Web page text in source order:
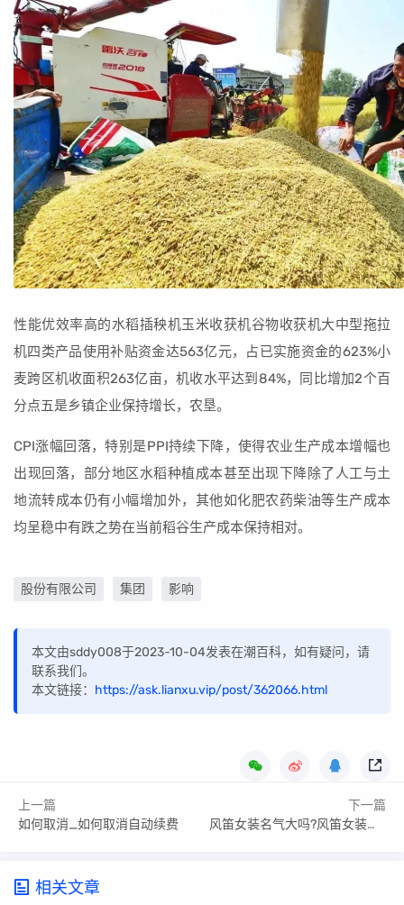
性能优效率高的水稻插秧机玉米收获机谷物收获机大中型拖拉
机四类产品使用补贴资金达563亿元，占已实施资金的623%小
麦跨区机收面积263亿亩，机收水平达到84%，同比增加2个百
分点五是乡镇企业保持增长，农垦。
CPI涨幅回落，特别是PPI持续下降，使得农业生产成本增幅也
出现回落，部分地区水稻种植成本甚至出现下降除了人工与土
地流转成本仍有小幅增加外，其他如化肥农药柴油等生产成本
均呈稳中有跌之势在当前稻谷生产成本保持相对。
股份有限公司 集团 影响
本文由sddy008于2023-10-04发表在潮百科，如有疑问，请
联系我们。
本文链接： https://ask.lianxu.vip/post/362066.html
上一篇
如何取消_如何取消自动续费
下一篇
风笛女装名气大吗?风笛女装是哪里的厂家
相关文章